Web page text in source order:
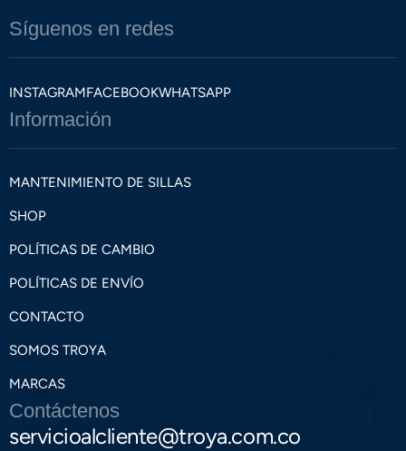
Síguenos en redes
INSTAGRAMFACEBOOKWHATSAPP
Información
MANTENIMIENTO DE SILLAS
SHOP
POLÍTICAS DE CAMBIO
POLÍTICAS DE ENVÍO
CONTACTO
SOMOS TROYA
MARCAS
Contáctenos
servicioalcliente@troya.com.co